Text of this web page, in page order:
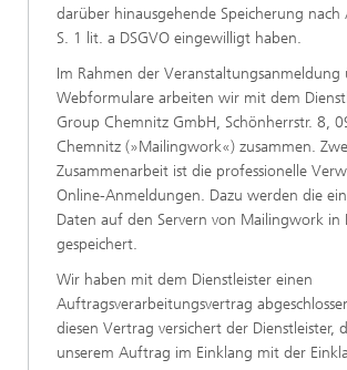
darüber hinausgehende Speicherung nach
S. 1 lit. a DSGVO eingewilligt haben.
Im Rahmen der Veranstaltungsanmeldung
Webformulare arbeiten wir mit dem
Group Chemnitz GmbH, Schönherrstr. 8,
Chemnitz (»Mailingwork«) zusammen.
Zusammenarbeit ist die professionelle
Online-Anmeldungen. Dazu werden die
Daten auf den Servern von Mailingwork in
gespeichert.
Wir haben mit dem Dienstleister einen
Auftragsverarbeitungsvertrag
diesen Vertrag versichert der Dienstleister,
unserem Auftrag im Einklang mit der